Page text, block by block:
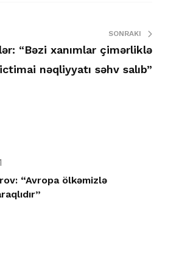
SONRAKI
“Bəzi xanımlar çimərliklə
ictimai nəqliyyatı səhv salıb”
“Avropa ölkəmizlə